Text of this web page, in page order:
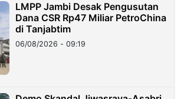
LMPP Jambi Desak Pengusutan
Dana CSR Rp47 Miliar PetroChina
di Tanjabtim
06/08/2026 - 09:19